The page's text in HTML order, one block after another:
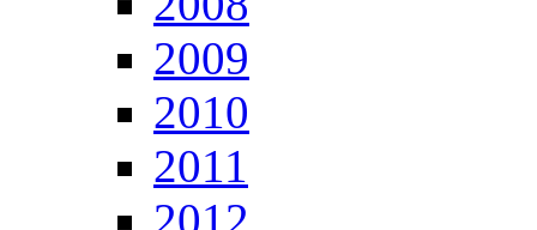
2009
2010
2011
2012